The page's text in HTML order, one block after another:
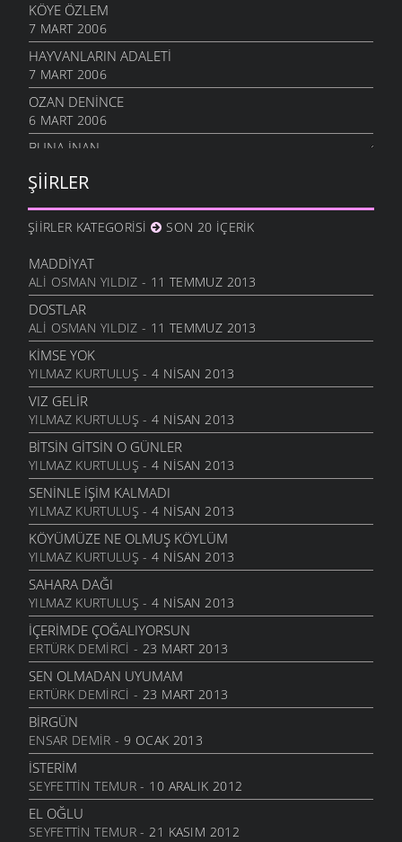
KÖYE ÖZLEM
7 MART 2006
HAYVANLARIN ADALETI
7 MART 2006
OZAN DENINCE
6 MART 2006
BUNA İNAN
NASIL OLUR
6 MART 2006
İHTIYAR İNSAN
6 MART 2006
SEVGI ÜSTÜNE
6 MART 2006
ANLATAMADIK
6 MART 2006
GEL
6 MART 2006
ANNE
6 MART 2006
NATAŞA
6 MART 2006
ACABA
6 MART 2006
DOLUDUR
6 MART 2006
DAHASI VAR
6 MART 2006
ÖĞRETMENI GÖR
6 MART 2006
ÇORUH
6 MART 2006
SANA MUHTACIM
6 MART 2006
KALMADI
6 MART 2006
DÖRT İŞLEM
ŞIIRLER
ŞIIRLER KATEGORISI SON 20 İÇERIK
MADDIYAT
ALI OSMAN YILDIZ - 11 TEMMUZ 2013
DOSTLAR
ALI OSMAN YILDIZ - 11 TEMMUZ 2013
KIMSE YOK
YILMAZ KURTULUŞ - 4 NISAN 2013
VIZ GELIR
YILMAZ KURTULUŞ - 4 NISAN 2013
BITSIN GITSIN O GÜNLER
YILMAZ KURTULUŞ - 4 NISAN 2013
SENINLE İŞIM KALMADI
YILMAZ KURTULUŞ - 4 NISAN 2013
KÖYÜMÜZE NE OLMUŞ KÖYLÜM
YILMAZ KURTULUŞ - 4 NISAN 2013
SAHARA DAĞI
YILMAZ KURTULUŞ - 4 NISAN 2013
İÇERIMDE ÇOĞALIYORSUN
ERTÜRK DEMIRCI - 23 MART 2013
SEN OLMADAN UYUMAM
ERTÜRK DEMIRCI - 23 MART 2013
BIRGÜN
ENSAR DEMIR - 9 OCAK 2013
İSTERIM
SEYFETTIN TEMUR- 10 ARALIK 2012
EL OĞLU
SEYFETTIN TEMUR- 21 KASIM 2012